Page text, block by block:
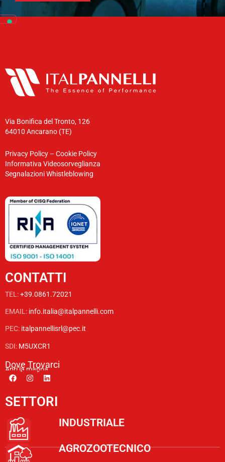
Via Bonifica del Tronto, 126
64010 Ancarano (TE)
Privacy Policy – Cookie Policy
Informativa Videosorveglianza
Segnalazioni Whistleblowing
CONTATTI
TEL:+39.0861.72021
EMAIL: info.italia@italpannelli.com
PEC: italpannellisrl@pec.it
SDI: M5UXCR1
Dove Trovarci
Apri la mappa
SETTORI
INDUSTRIALE
AGROZOOTECNICO